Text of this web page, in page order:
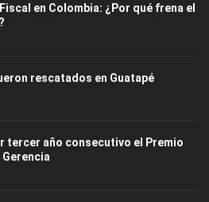
en Colombia: ¿Por qué frena el
rescatados en Guatapé
tercer año consecutivo el Premio